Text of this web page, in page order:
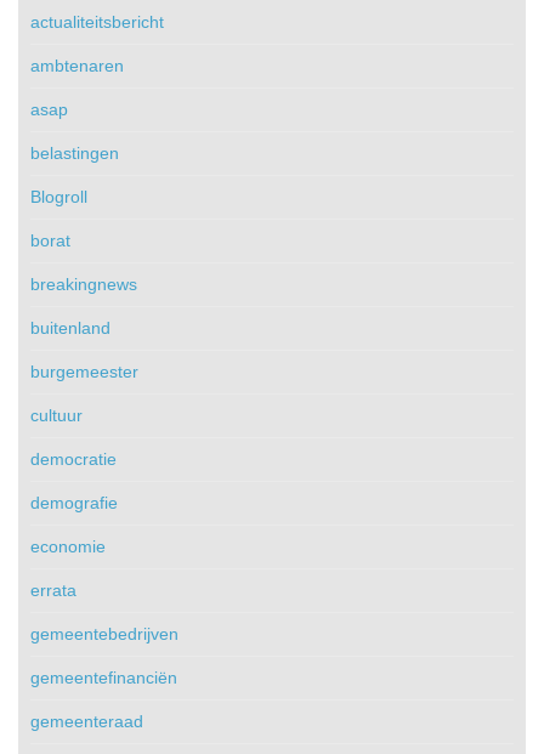
actualiteitsbericht
ambtenaren
asap
belastingen
Blogroll
borat
breakingnews
buitenland
burgemeester
cultuur
democratie
demografie
economie
errata
gemeentebedrijven
gemeentefinanciën
gemeenteraad